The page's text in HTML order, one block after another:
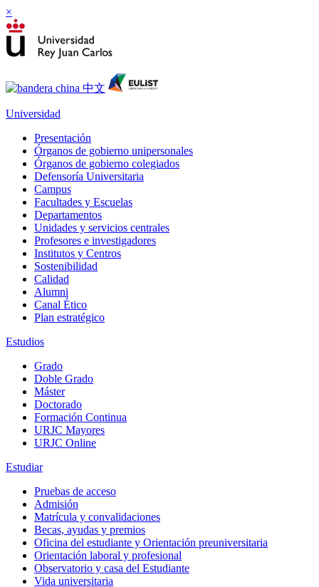
×
Universidad
Presentación
Órganos de gobierno unipersonales
Órganos de gobierno colegiados
Defensoría Universitaria
Campus
Facultades y Escuelas
Departamentos
Unidades y servicios centrales
Profesores e investigadores
Institutos y Centros
Sostenibilidad
Calidad
Alumni
Canal Ético
Plan estratégico
Estudios
Grado
Doble Grado
Máster
Doctorado
Formación Continua
URJC Mayores
URJC Online
Estudiar
Pruebas de acceso
Admisión
Matrícula y convalidaciones
Becas, ayudas y premios
Oficina del estudiante y Orientación preuniversitaria
Orientación laboral y profesional
Observatorio y casa del Estudiante
Vida universitaria